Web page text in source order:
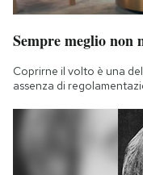
Sempre meglio non
Coprirne il volto è una
assenza di